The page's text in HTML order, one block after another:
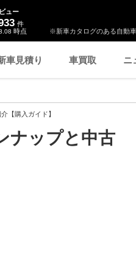
※新車カタログのある自動
ュー
件
時点
車見積り 車買取 ニ
【購入ガイド】
ナップと中古